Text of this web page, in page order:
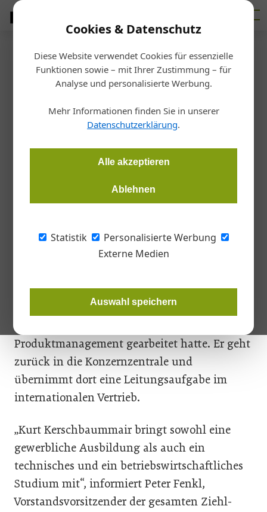
Cookies & Datenschutz
Diese Website verwendet Cookies für essenzielle
Funktionen sowie – mit Ihrer Zustimmung – für
Analyse und personalisierte Werbung.
Mehr Informationen finden Sie in unserer
Datenschutzerklärung.
Alle akzeptieren
Ablehnen
Statistik
Personalisierte Werbung
Externe Medien
Auswahl speichern
Startseite/Allgemein
Neuer Chef bei Ziehl-Abegg
Redaktion Gebäudeinstallation 23.12.2019, 08:31 Uhr
Diplom-Wirtschaftsingenieur Kurt Kerschbaummair (45) wird
dem direkten Geschäft in Österreich ist er auch für die
Vertriebsaktivitäten des Ventilatoren- und
Kurt Kerschbaummair folgt als
Jahre die Geschicke von Ziehl-Abegg
Österreich gelenkt hat. Kowalke kam vom
Produktmanagement gearbeitet hatte. Er geht
zurück in die Konzernzentrale und
übernimmt dort eine Leitungsaufgabe im
internationalen Vertrieb.
„Kurt Kerschbaummair bringt sowohl eine
gewerbliche Ausbildung als auch ein
technisches und ein betriebswirtschaftliches
Studium mit“, informiert Peter Fenkl,
Vorstandsvorsitzender der gesamten Ziehl-